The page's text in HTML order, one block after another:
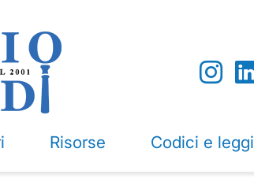
Risorse Codici e leggi